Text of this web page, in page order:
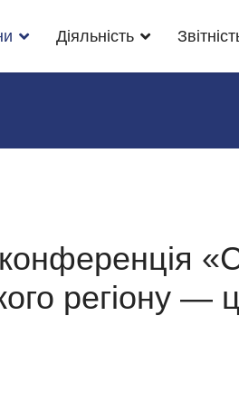
Діяльність
регіону —